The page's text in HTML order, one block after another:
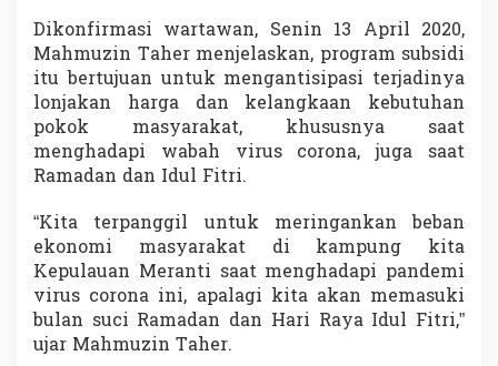
d
i
O
k
B
a
n
g
Dikonfirmasi wartawan, Senin 13 April 2020,
Mahmuzin Taher menjelaskan, program subsidi
itu bertujuan untuk mengantisipasi terjadinya
lonjakan harga dan kelangkaan kebutuhan
pokok masyarakat, khususnya saat
menghadapi wabah virus corona, juga saat
Ramadan dan Idul Fitri.
“Kita terpanggil untuk meringankan beban
ekonomi masyarakat di kampung kita
Kepulauan Meranti saat menghadapi pandemi
virus corona ini, apalagi kita akan memasuki
bulan suci Ramadan dan Hari Raya Idul Fitri,”
ujar Mahmuzin Taher.